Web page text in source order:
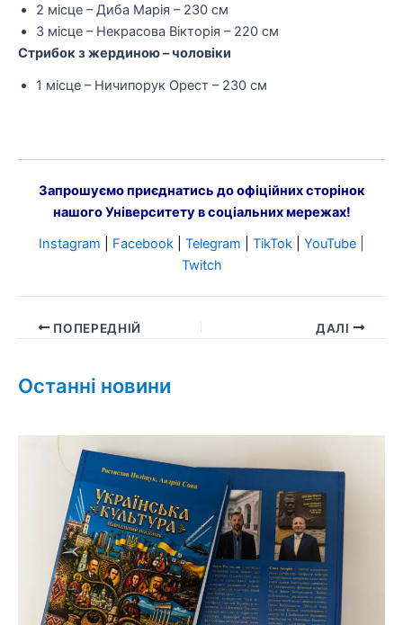
2 місце – Диба Марія – 230 см
3 місце – Некрасова Вікторія – 220 см
Стрибок з жердиною – чоловіки
1 місце – Ничипорук Орест – 230 см
Запрошуємо приєднатись до офіційних сторінок
нашого Університету в соціальних мережах!
Instagram
Facebook Telegram TikTok YouTube
Twitch
ПОПЕРЕДНІЙ ДАЛІ
Останні новини